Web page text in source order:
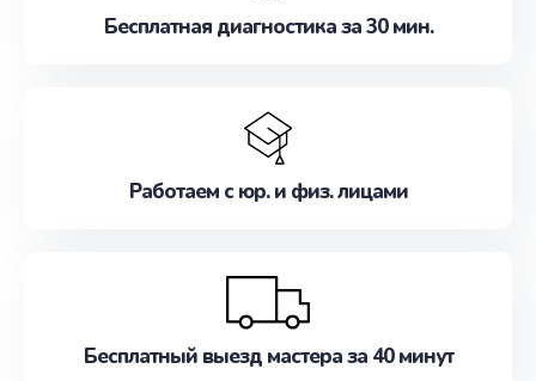
Бесплатная диагностика за 30 мин.
Работаем с юр. и физ. лицами
Бесплатный выезд мастера за 40 минут